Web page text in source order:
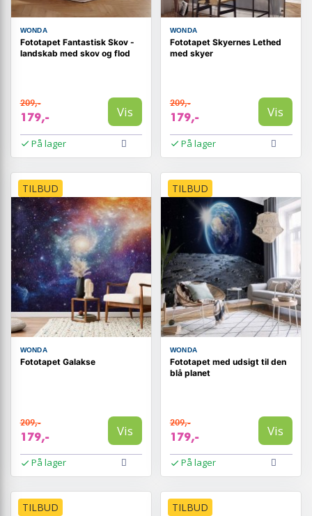
WONDA
Fototapet Fantastisk Skov -
landskab med skov og flod
209,-
179,- Vis
På lager
WONDA
Fototapet Skyernes Lethed
med skyer
209,-
179,- Vis
På lager
TILBUD
WONDA
Fototapet Galakse
209,-
179,- Vis
På lager
TILBUD
WONDA
Fototapet med udsigt til den
blå planet
209,-
179,- Vis
På lager
TILBUD TILBUD